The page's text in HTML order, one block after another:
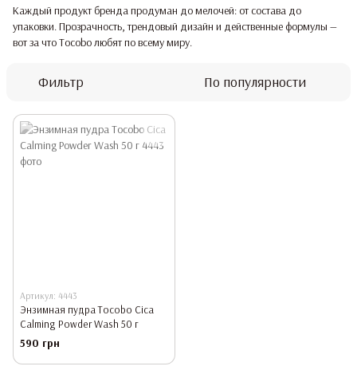
Каждый продукт бренда продуман до мелочей: от состава до
упаковки. Прозрачность, трендовый дизайн и действенные формулы —
вот за что Tocobo любят по всему миру.
Фильтр По популярности
Артикул: 4443
Энзимная пудра Tocobo Cica
Calming Powder Wash 50 г
590 грн